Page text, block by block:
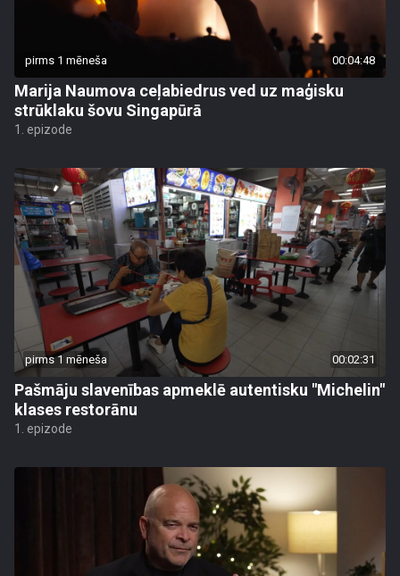
pirms 1 mēneša 00:04:48
Marija Naumova ceļabiedrus ved uz maģisku
strūklaku šovu Singapūrā
1. epizode
pirms 1 mēneša 00:02:31
Pašmāju slavenības apmeklē autentisku "Michelin"
klases restorānu
1. epizode